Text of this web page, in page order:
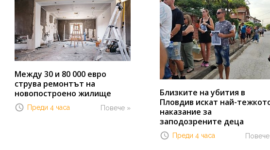
Между 30 и 80 000 евро
струва ремонтът на
новопостроено жилище
Повече »
Преди 4 часа
Близките на убития в
Пловдив искат най-
наказание за
заподозрените деца
Преди 4 часа